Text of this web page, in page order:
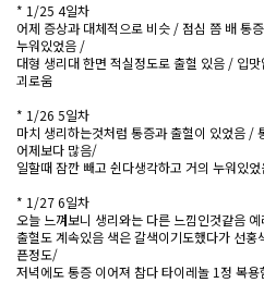
* 1/25 4일차
어제 증상과 대체적으로 비슷 / 점심 쯤 배 통증이
누워있었음 /
대형 생리대 한면 적실정도로 출혈 있음 / 입
괴로움
* 1/26 5일차
마치 생리하는것처럼 통증과 출혈이 있었음 /
어제보다 많음/
일할때 잠깐 빼고 쉰다생각하고 거의 누워있었
* 1/27 6일차
오늘 느껴보니 생리와는 다른 느낌인것같음
출혈도 계속있음 색은 갈색이기도했다가 선
픈정도/
저녁에도 통증 이어져 참다 타이레놀 1정 복용